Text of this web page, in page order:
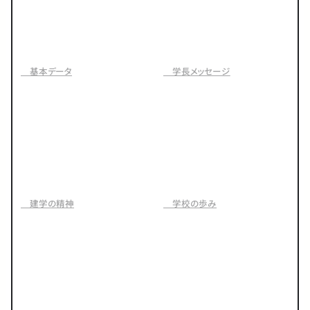
基本データ 学長メッセージ
建学の精神 学校の歩み